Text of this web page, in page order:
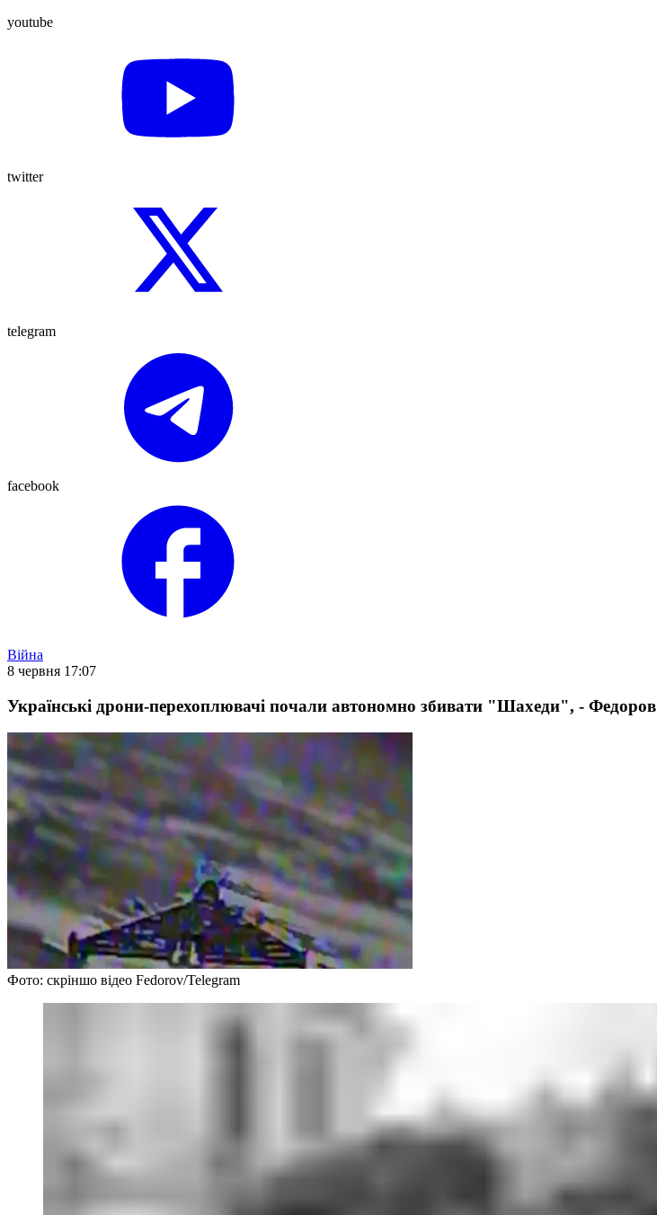
youtube
twitter
telegram
facebook
Війна
8 червня 17:07
Українські дрони-перехоплювачі почали автономно збивати "Шахеди", - Федоров
Фото: скріншо відео Fedorov/Telegram